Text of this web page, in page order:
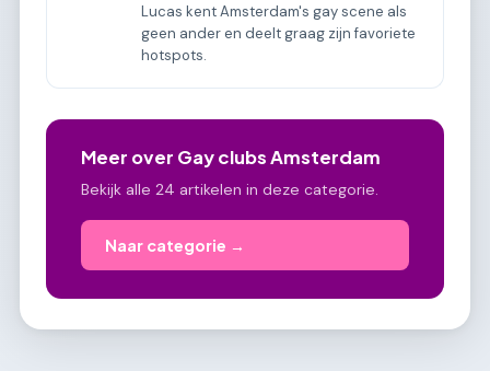
Lucas kent Amsterdam's gay scene als
geen ander en deelt graag zijn favoriete
hotspots.
Meer over Gay clubs Amsterdam
Bekijk alle 24 artikelen in deze categorie.
Naar categorie →